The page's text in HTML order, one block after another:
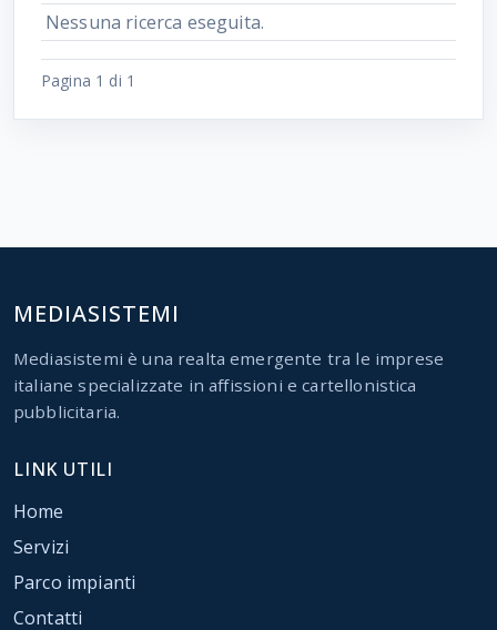
Nessuna ricerca eseguita.
Pagina 1 di 1
MEDIASISTEMI
Mediasistemi è una realta emergente tra le imprese
italiane specializzate in affissioni e cartellonistica
pubblicitaria.
LINK UTILI
Home
Servizi
Parco impianti
Contatti